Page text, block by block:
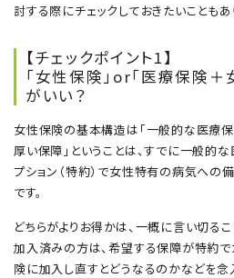
討する際にチェックしておきたいこともあ
【チェックポイント1】
「女性保険」or「医療保険
がいい？
女性保険の基本構造は「一般的な医療
厚い保障」ということは、すでに一般的
プション（特約）で女性特有の病気への
です。
どちらがよりお得かは、一概に言い切る
加入済みの方は、希望する保障が特約で
険に加入し直すとどうなるのかなどを念